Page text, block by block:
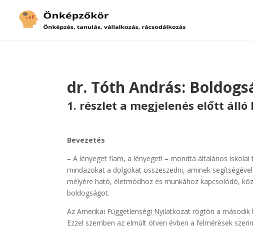
dr. Tóth András:
1. részlet a megjelenés előtt álló
Bevezetés
– A lényeget fiam, a lényeget! – mondta általános
mindazokat a dolgokat összeszedni, aminek
mélyére ható, életmódhoz és munkához kapcsolódó,
boldogságot.
Az Amerikai Függetlenségi Nyilatkozat rögtön a
Ezzel szemben az elmúlt ötven évben a felmérések